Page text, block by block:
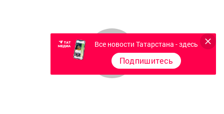
Все новости Татарстана - здесь
Подпишитесь